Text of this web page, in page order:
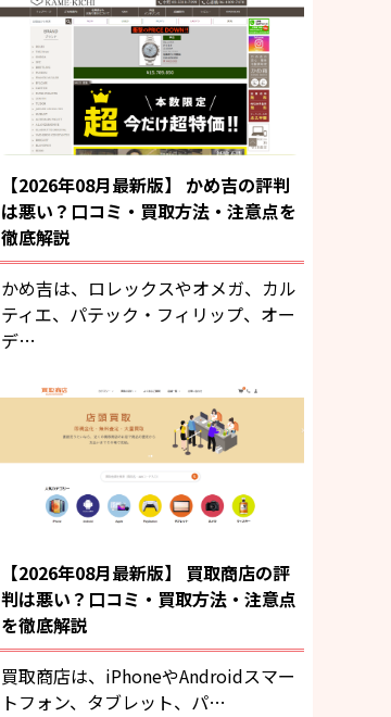
【2026年08月最新版】 かめ吉の評判
は悪い？口コミ・買取方法・注意点を
徹底解説
かめ吉は、ロレックスやオメガ、カル
ティエ、パテック・フィリップ、オー
デ…
【2026年08月最新版】 買取商店の評
判は悪い？口コミ・買取方法・注意点
を徹底解説
買取商店は、iPhoneやAndroidスマー
トフォン、タブレット、パ…